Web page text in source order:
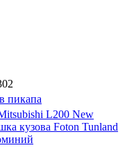
пикапа
L200 New
кузова Foton Tunland